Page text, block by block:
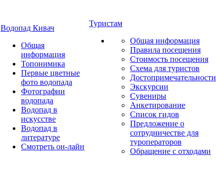
Водопад Кивач
Общая
информация
Топонимика
Первые цветные
фото водопада
Фотографии
водопада
Водопад в
искусстве
Водопад в
литературе
Смотреть он-лайн
Туристам
Общая информация
Правила посещения
Стоимость посещения
Схема для туристов
Достопримечательности
Экскурсии
Сувениры
Анкетирование
Список гидов
Предложение о
сотрудничестве для
туроператоров
Обращение с отходами